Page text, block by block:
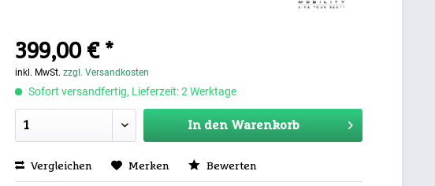
399,00 € *
inkl. MwSt.zzgl. Versandkosten
Sofort versandfertig, Lieferzeit: 2 Werktage
In den Warenkorb
Vergleichen Merken Bewerten